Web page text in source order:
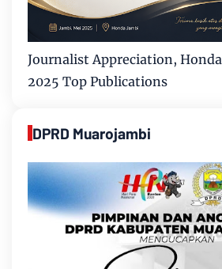
Journalist Appreciation,
2025 Top Publications
DPRD Muarojambi